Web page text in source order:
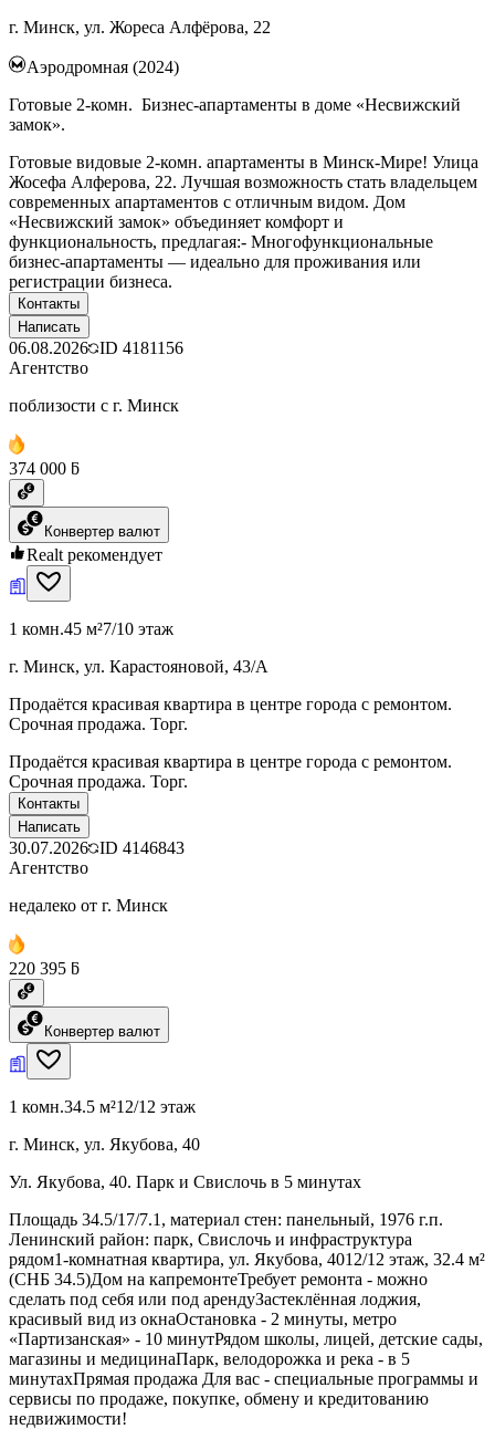
г. Минск, ул. Жореса Алфёрова, 22
Аэродромная (2024)
Готовые 2-комн. Бизнес-апартаменты в доме «Несвижский
замок».
Готовые видовые 2-комн. апартаменты в Минск-Мире! Улица
Жосефа Алферова, 22. Лучшая возможность стать владельцем
современных апартаментов с отличным видом. Дом
«Несвижский замок» объединяет комфорт и
функциональность, предлагая:- Многофункциональные
бизнес-апартаменты — идеально для проживания или
регистрации бизнеса.
Контакты
Написать
06.08.2026 ID 4181156
Агентство
поблизости с г. Минск
374 000 ƃ
Конвертер валют
Realt рекомендует
1 комн.45 м²7/10 этаж
г. Минск, ул. Карастояновой, 43/А
Продаётся красивая квартира в центре города с ремонтом.
Срочная продажа. Торг.
Продаётся красивая квартира в центре города с ремонтом.
Срочная продажа. Торг.
Контакты
Написать
30.07.2026 ID 4146843
Агентство
недалеко от г. Минск
220 395 ƃ
Конвертер валют
1 комн.34.5 м²12/12 этаж
г. Минск, ул. Якубова, 40
Ул. Якубова, 40. Парк и Свислочь в 5 минутах
Площадь 34.5/17/7.1, материал стен: панельный, 1976 г.п.
Ленинский район: парк, Свислочь и инфраструктура
рядом1‑комнатная квартира, ул. Якубова, 4012/12 этаж, 32.4 м²
(СНБ 34.5)Дом на капремонтеТребует ремонта - можно
сделать под себя или под арендуЗастеклённая лоджия,
красивый вид из окнаОстановка - 2 минуты, метро
«Партизанская» - 10 минутРядом школы, лицей, детские сады,
магазины и медицинаПарк, велодорожка и река - в 5
минутахПрямая продажа Для вас - специальные программы и
сервисы по продаже, покупке, обмену и кредитованию
недвижимости!